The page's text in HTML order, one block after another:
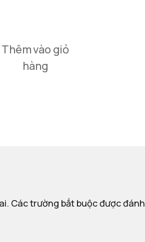
Thêm vào giỏ
hàng
Các trường bắt buộc được đánh